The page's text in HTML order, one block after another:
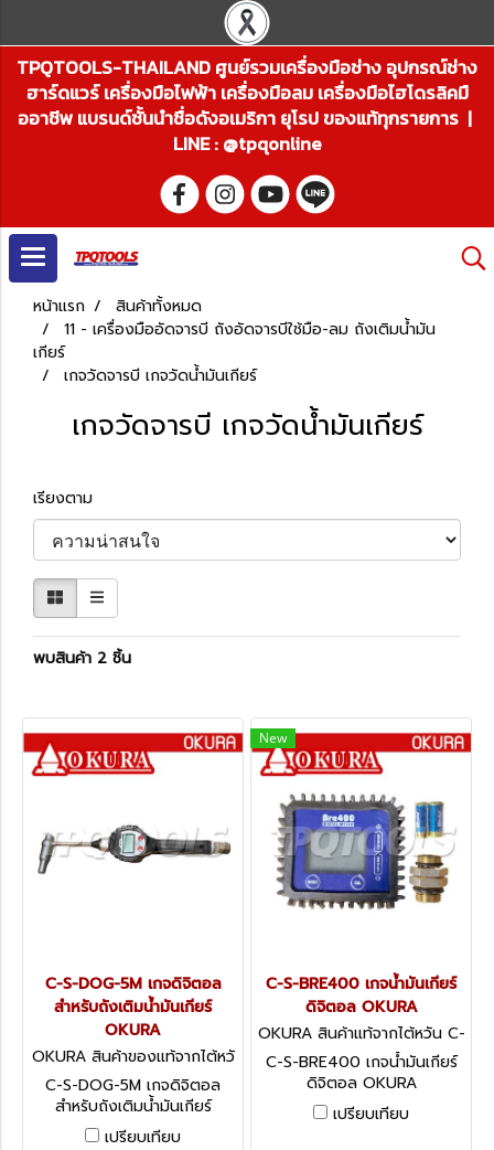
TPQTOOLS-THAILAND ศูนย์รวมเครื่องมือช่าง อุปกรณ์ช่าง
ฮาร์ดแวร์ เครื่องมือไฟฟ้า เครื่องมือลม เครื่องมือไฮโดรลิคมื
ออาชีพ แบรนด์ชั้นนำชื่อดังอเมริกา ยุโรป ของแท้ทุกรายการ |
LINE : @tpqonline
หน้าแรก
สินค้าทั้งหมด
11 - เครื่องมืออัดจารบี ถังอัดจารบีใช้มือ-ลม ถังเติมน้ำมัน
เกียร์
เกจวัดจารบี เกจวัดน้ำมันเกียร์
เกจวัดจารบี เกจวัดน้ำมันเกียร์
เรียงตาม
พบสินค้า 2 ชิ้น
C-S-DOG-5M เกจดิจิตอล
สำหรับถังเติมน้ำมันเกียร์
OKURA
OKURA สินค้าของแท้จากไต้หวั
น C-S-DOG-5M
C-S-DOG-5M เกจดิจิตอล
สำหรับถังเติมน้ำมันเกียร์
OKURA
เปรียบเทียบ
New
C-S-BRE400 เกจน้ำมันเกียร์
ดิจิตอล OKURA
OKURA สินค้าแท้จากไต้หวัน C-
S-BRE400
C-S-BRE400 เกจน้ำมันเกียร์
ดิจิตอล OKURA
เปรียบเทียบ